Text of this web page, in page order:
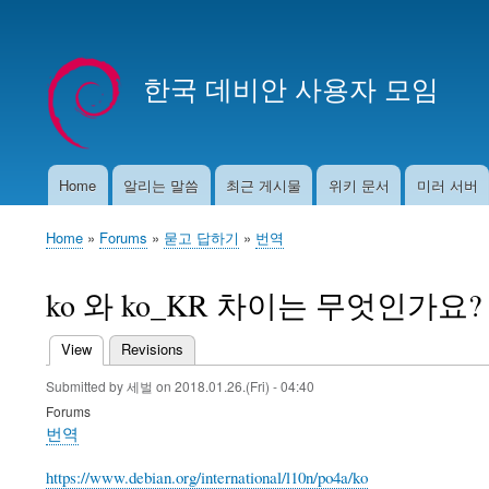
account
menu
한국 데비안 사용자 모임
MainHome 알리는 말씀 최근 게시물 위키 문서 미러 서버
Breadcrumb
Home Forums 묻고 답하기 번역
ko 와 ko_KR 차이는 무엇인가요?
Primary
tabs
View (active tab)
Revisions
Submitted by세벌 on 2018.01.26.(Fri) - 04:40
Forums
번역
https://www.debian.org/international/l10n/po4a/ko